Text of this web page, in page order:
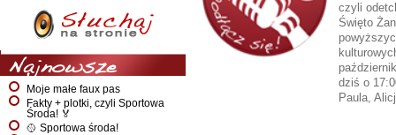
Najnowsze
Moje małe faux pas
Fakty + plotki, czyli Sportowa
Środa! 🏅
🥎 Sportowa środa!
czyli
Święto
dziś o
Paula,